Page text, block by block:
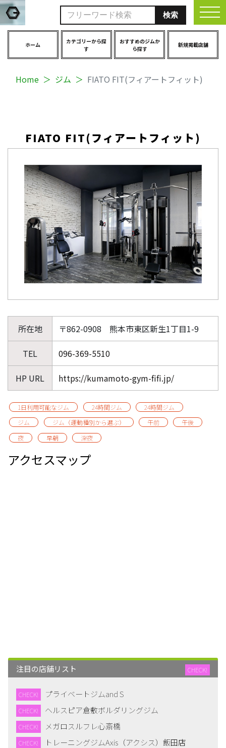
ホーム
カテゴリーから探
す
おすすめのジムか
ら探す
新規掲載店舗
Home ジム FIATO FIT(フィアートフィット)
FIATO FIT(フィアートフィット)
所在地 〒862-0908 熊本市東区新生1丁目1-9
TEL 096-369-5510
HP URL https://kumamoto-gym-fifi.jp/
1日利用可能なジム 24時間ジム
24時間ジム
ジム
ジム（運動種別から選ぶ） 午前
午後
夜
早朝 深夜
アクセスマップ
注目の店舗リスト CHECK!
CHECK! プライベートジムand S
CHECK! ヘルスピア倉敷ボルダリングジム
CHECK! メガロスルフレ心斎橋
CHECK! トレーニングジムAxis（アクシス）飯田店